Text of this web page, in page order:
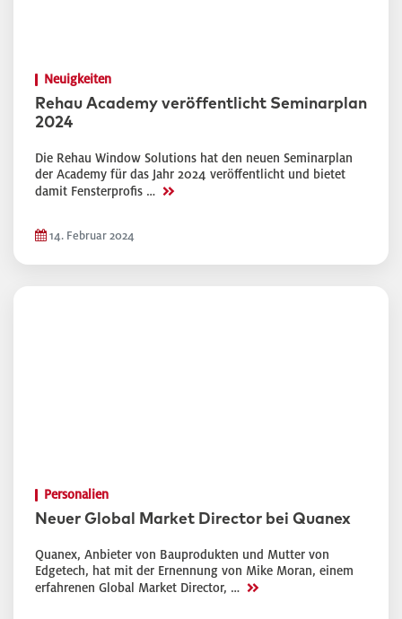
Neuigkeiten
Rehau Academy veröffentlicht Seminarplan
2024
Die Rehau Window Solutions hat den neuen Seminarplan
der Academy für das Jahr 2024 veröffentlicht und bietet
damit Fensterprofis … >>
14. Februar 2024
Personalien
Neuer Global Market Director bei Quanex
Quanex, Anbieter von Bauprodukten und Mutter von
Edgetech, hat mit der Ernennung von Mike Moran, einem
erfahrenen Global Market Director, … >>